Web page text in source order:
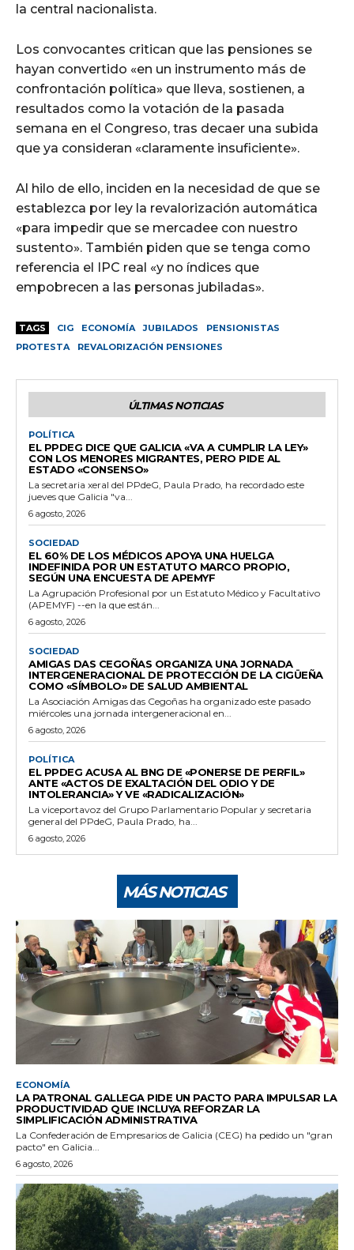
la central nacionalista.
Los convocantes critican que las pensiones se
hayan convertido «en un instrumento más de
confrontación política» que lleva, sostienen, a
resultados como la votación de la pasada
semana en el Congreso, tras decaer una subida
que ya consideran «claramente insuficiente».
Al hilo de ello, inciden en la necesidad de que se
establezca por ley la revalorización automática
«para impedir que se mercadee con nuestro
sustento». También piden que se tenga como
referencia el IPC real «y no índices que
empobrecen a las personas jubiladas».
TAGS CIG ECONOMÍA JUBILADOS
PENSIONISTAS
PROTESTA
REVALORIZACIÓN PENSIONES
ÚLTIMAS NOTICIAS
POLÍTICA
EL PPDEG DICE QUE GALICIA «VA A CUMPLIR LA LEY»
CON LOS MENORES MIGRANTES, PERO PIDE AL
ESTADO «CONSENSO»
La secretaria xeral del PPdeG, Paula Prado, ha recordado este
jueves que Galicia "va...
6 agosto, 2026
SOCIEDAD
EL 60% DE LOS MÉDICOS APOYA UNA HUELGA
INDEFINIDA POR UN ESTATUTO MARCO PROPIO,
SEGÚN UNA ENCUESTA DE APEMYF
La Agrupación Profesional por un Estatuto Médico y Facultativo
(APEMYF) --en la que están...
6 agosto, 2026
SOCIEDAD
AMIGAS DAS CEGOÑAS ORGANIZA UNA JORNADA
INTERGENERACIONAL DE PROTECCIÓN DE LA CIGÜEÑA
COMO «SÍMBOLO» DE SALUD AMBIENTAL
La Asociación Amigas das Cegoñas ha organizado este pasado
miércoles una jornada intergeneracional en...
6 agosto, 2026
POLÍTICA
EL PPDEG ACUSA AL BNG DE «PONERSE DE PERFIL»
ANTE «ACTOS DE EXALTACIÓN DEL ODIO Y DE
INTOLERANCIA» Y VE «RADICALIZACIÓN»
La viceportavoz del Grupo Parlamentario Popular y secretaria
general del PPdeG, Paula Prado, ha...
6 agosto, 2026
MÁS NOTICIAS
ECONOMÍA
LA PATRONAL GALLEGA PIDE UN PACTO PARA IMPULSAR LA
PRODUCTIVIDAD QUE INCLUYA REFORZAR LA
SIMPLIFICACIÓN ADMINISTRATIVA
La Confederación de Empresarios de Galicia (CEG) ha pedido un "gran
pacto" en Galicia...
6 agosto, 2026